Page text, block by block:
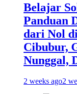
Belajar
Panduan
dari Nol
Cibubur,
Nunggal,
2 weeks ago2